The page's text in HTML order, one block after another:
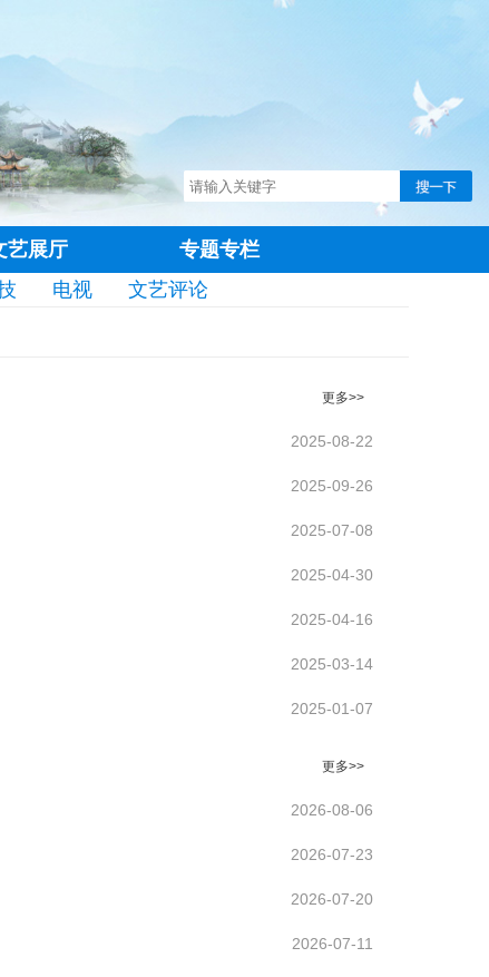
艺展厅
专题专栏
电视 文艺评论
更多>>
2025-08-22
2025-09-26
2025-07-08
2025-04-30
2025-04-16
2025-03-14
2025-01-07
更多>>
2026-08-06
2026-07-23
2026-07-20
2026-07-11